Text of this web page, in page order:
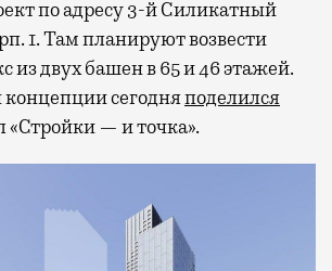
по адресу 3-й Силикатный
1. Там планируют возвести
из двух башен в 65 и 46 этажей.
сегодняподелился
«Стройки — и точка».